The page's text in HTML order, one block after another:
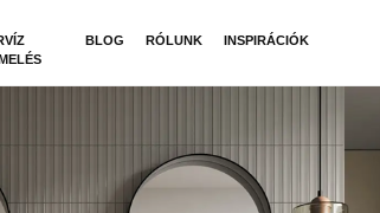
BLOG RÓLUNK INSPIRÁCIÓK